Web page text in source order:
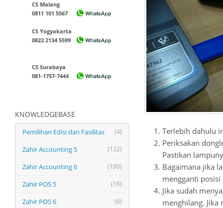
CS Malang
0811 101 5567
CS Yogyakarta
0822 2134 5599
CS Surabaya
081-1757-7444
KNOWLEDGEBASE
(4)
Pemilihan Edisi dan Fasilitas
(122)
Zahir Accounting 5
(100)
Zahir Accounting 6
(16)
Zahir POS 5
(6)
Zahir POS 6
Terlebih dahulu
Periksakan
Pastikan
Bagaimana jika
mengganti
Jika sudah
menghilang. Jika